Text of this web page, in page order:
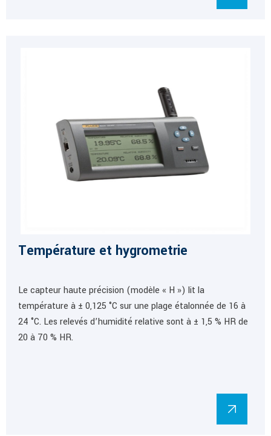
Température et hygrometrie
Le capteur haute précision (modèle « H ») lit la
température à ± 0,125 °C sur une plage étalonnée de 16 à
24 °C. Les relevés d’humidité relative sont à ± 1,5 % HR de
20 à 70 % HR.